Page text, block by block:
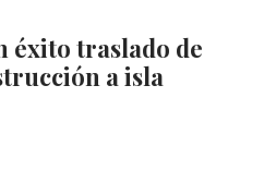
éxito traslado de
a isla